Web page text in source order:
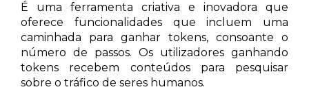
É uma ferramenta criativa e inovadora que
oferece funcionalidades que incluem uma
caminhada para ganhar tokens, consoante o
número de passos. Os utilizadores ganhando
tokens recebem conteúdos para pesquisar
sobre o tráfico de seres humanos.